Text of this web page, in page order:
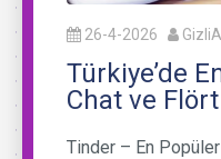
26-4-2026
Türkiye’de
Chat ve
Tinder – En